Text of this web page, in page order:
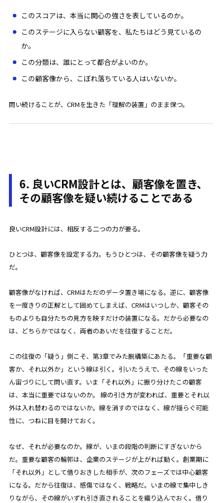
このスコアは、本当に関心の強さを表しているのか。
このステージに入らない顧客を、私たちはどう見ているの
か。
この分類は、誰にとって都合がよいのか。
この顧客像から、こぼれ落ちている人はいないか。
問い続けることが、CRMを生きた「理解の装置」のまま保つ。
6. 良いCRM設計とは、顧客像を置き、
その顧客像を疑い続けることである
良いCRM設計には、相反する二つの力が要る。
ひとつは、顧客像を設定する力。もうひとつは、その顧客像を疑う力
だ。
顧客像がなければ、CRMはただのデータ置き場になる。逆に、顧客像
を一度きりの正解として固めてしまえば、CRMはいつしか、顧客その
ものよりも自分たちの見方を映すだけの装置になる。だから必要なの
は、どちらかではなく、両者のあいだを往復することだ。
この往復の「疑う」側こそ、第3章でみた脱構築にあたる。「重要な顧
客か、それ以外か」という線は引く。引いたうえで、その線をいった
ん宙づりにして問い直す。いま「それ以外」に振り分けたこの顧客
は、本当に重要ではないのか。 線の引き方が変われば、重要とそれ以
外は入れ替わるのではないか。線を消すのではなく、線が揺らぐ可能
性に、つねに目を開けておく。
なぜ、それが必要なのか。線が、いまの段階の判断にすぎないから
だ。重要な顧客の輪郭は、企業のステージが上がれば動く。創業期に
「それ以外」として借りおきした相手が、次のフェーズでは中心顧客
になる。だから往復は、感傷ではなく、戦略だ。いまの線で集中しき
りながら、その線がいずれ引き直されることを織り込んでおく。借り